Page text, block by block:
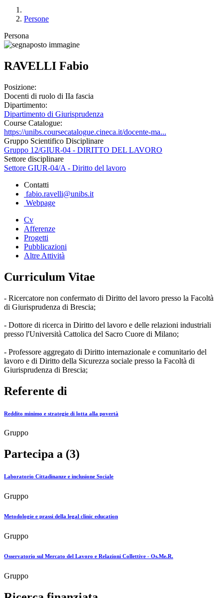
Persone
Persona
RAVELLI Fabio
Posizione:
Docenti di ruolo di IIa fascia
Dipartimento:
Dipartimento di Giurisprudenza
Course Catalogue:
https://unibs.coursecatalogue.cineca.it/docente-ma...
Gruppo Scientifico Disciplinare
Gruppo 12/GIUR-04 - DIRITTO DEL LAVORO
Settore disciplinare
Settore GIUR-04/A - Diritto del lavoro
Contatti
fabio.ravelli@unibs.it
Webpage
Cv
Afferenze
Progetti
Pubblicazioni
Altre Attività
Curriculum Vitae
- Ricercatore non confermato di Diritto del lavoro presso la Facoltà
di Giurisprudenza di Brescia;
- Dottore di ricerca in Diritto del lavoro e delle relazioni industriali
presso l'Università Cattolica del Sacro Cuore di Milano;
- Professore aggregato di Diritto internazionale e comunitario del
lavoro e di Diritto della Sicurezza sociale presso la Facoltà di
Giurisprudenza di Brescia;
Referente di
Reddito minimo e strategie di lotta alla povertà
Gruppo
Partecipa a (3)
Laboratorio Cittadinanze e inclusione Sociale
Gruppo
Metodologie e prassi della legal clinic education
Gruppo
Osservatorio sul Mercato del Lavoro e Relazioni Collettive - Os.Me.R.
Gruppo